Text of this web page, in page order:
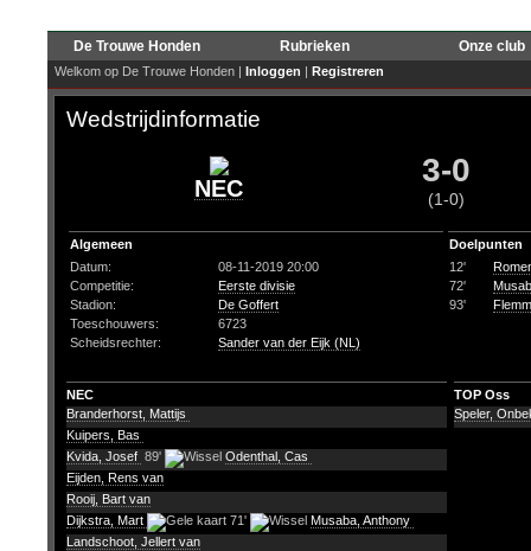
De Trouwe Honden Rubrieken Onze club
Welkom op De Trouwe Honden | Inloggen | Registreren
Wedstrijdinformatie
NEC 3-0
(1-0)
Algemeen
Datum:
08-11-2019 20:00
Competitie:
Eerste divisie
Stadion:
De Goffert
Toeschouwers:
6723
Scheidsrechter:
Sander van der Eijk (NL)
Doelpunten
12'
72'
93'
NEC
TOP Oss
Branderhorst, Mattijs
Kuipers, Bas
Kvida, Josef 89'
Odenthal, Cas
Eijden, Rens van
Rooij, Bart van
Dijkstra, Mart
71'
Musaba, Anthony
Landschoot, Jellert van
Speler,